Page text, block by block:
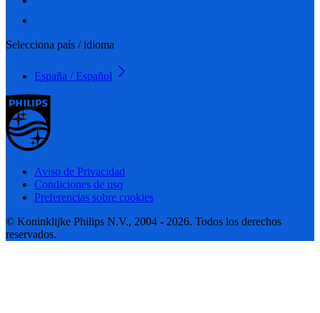
Selecciona país / idioma
España / Español
Aviso de Privacidad
Condiciones de uso
Preferencias sobre cookies
© Koninklijke Philips N.V., 2004 - 2026. Todos los derechos
reservados.